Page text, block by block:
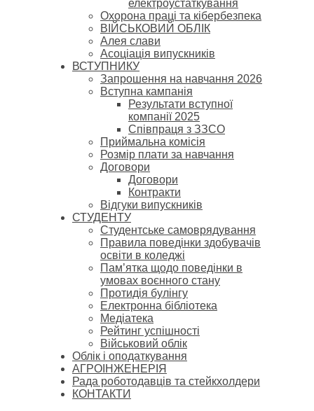
електроустаткування
Охорона праці та кібербезпека
ВІЙСЬКОВИЙ ОБЛІК
Алея слави
Асоціація випускників
ВСТУПНИКУ
Запрошення на навчання 2026
Вступна кампанія
Результати вступної
компанії 2025
Співпраця з ЗЗСО
Приймальна комісія
Розмір плати за навчання
Договори
Договори
Контракти
Відгуки випускників
СТУДЕНТУ
Cтудентське самоврядування
Правила поведінки здобувачів
освіти в коледжі
Пам’ятка щодо поведінки в
умовах воєнного стану
Протидія булінгу
Електронна бібліотека
Медіатека
Рейтинг успішності
Військовий облік
Облік і оподаткування
АГРОІНЖЕНЕРІЯ
Рада роботодавців та стейкхолдери
КОНТАКТИ